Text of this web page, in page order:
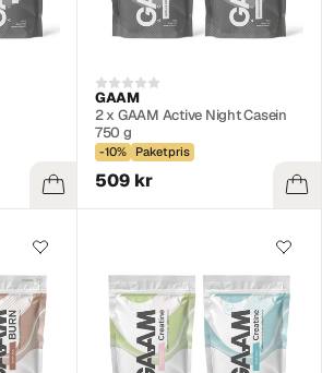
GAAM
2 x GAAM Active Night Casein
750 g
-10% Paketpris
509 kr